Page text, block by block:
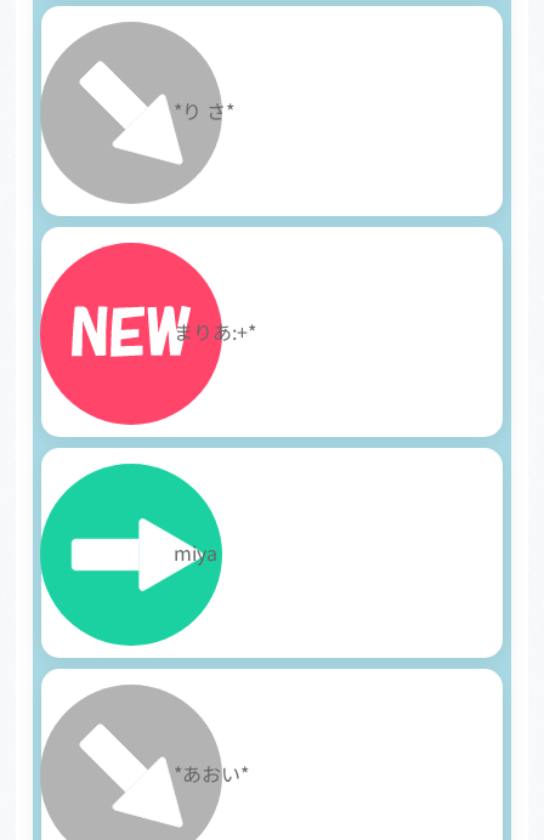
22 *り さ*
23 まりあ:+*
miya
25 *あおい*